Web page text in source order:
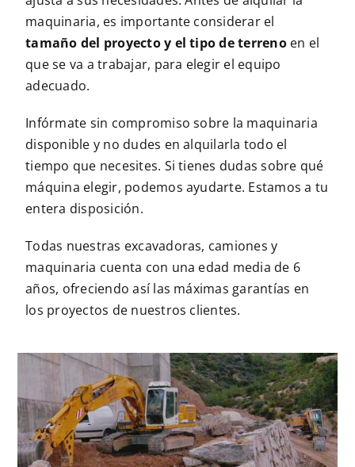
maquinaria, es importante considerar el
tamaño del proyecto y el tipo de terrenoen el
que se va a trabajar, para elegir el equipo
adecuado.
Infórmate sin compromiso sobre la maquinaria
disponible y no dudes en alquilarla todo el
tiempo que necesites. Si tienes dudas sobre qué
máquina elegir, podemos ayudarte. Estamos a tu
entera disposición.
Todas nuestras excavadoras, camiones y
maquinaria cuenta con una edad media de 6
años, ofreciendo así las máximas garantías en
los proyectos de nuestros clientes.